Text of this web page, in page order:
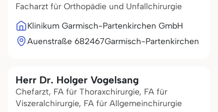
Facharzt für Orthopädie und Unfallchirurgie
Klinikum Garmisch-Partenkirchen GmbH
Auenstraße 682467Garmisch-Partenkirchen
Herr Dr. Holger Vogelsang
Chefarzt, FA für Thoraxchirurgie, FA für
Viszeralchirurgie, FA für Allgemeinchirurgie